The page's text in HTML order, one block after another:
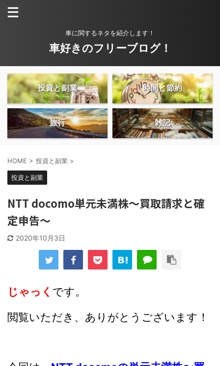
車に関するネタを紹介します！
車好きのフリーブログ！
投資と副業 時間と節約
旅行 雑記
HOME > 投資と副業 >
投資と副業
NTT docomo単元未満株〜買取請求と確
定申告〜
2020年10月3日
じゃっく です。
閲覧いただき、ありがとうございます！